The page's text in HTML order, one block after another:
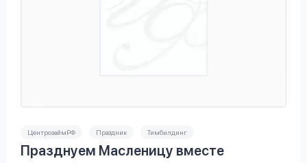
ЦентрозаймРФ Праздник Тимбилдинг
Празднуем Масленицу вместе